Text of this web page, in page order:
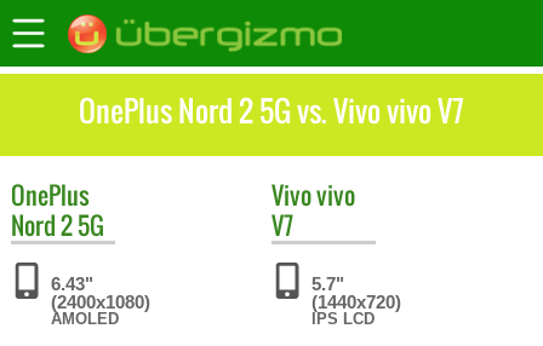
OnePlus Nord 2 5G vs. Vivo vivo V7
OnePlus
Nord 2 5G
6.43"
(2400x1080)
AMOLED
Vivovivo
V7
5.7"
(1440x720)
IPS LCD